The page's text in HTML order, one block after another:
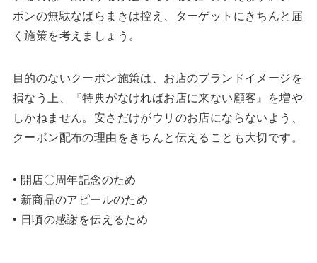
ポンの無駄なばらまきは控え、ターゲットにきちんと届
く施策を考えましょう。
目的のないクーポン施策は、お店のブランドイメージを
損なう上、『特典がなければお店に来ない顧客』を増や
しかねません。安さだけがウリのお店にならないよう、
クーポン配布の理由をきちんと伝えることも大切です。
• 開店〇周年記念のため
• 新商品のアピールのため
• 日頃の感謝を伝えるため